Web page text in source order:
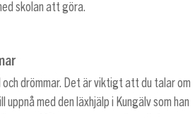
skolan att göra.
och drömmar. Det är viktigt att du talar om
uppnå med den läxhjälp i Kungälv som han